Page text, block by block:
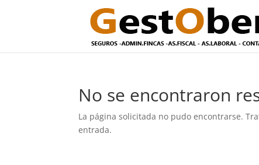
No se encontraron
La página solicitada no pudo encontrarse.
entrada.